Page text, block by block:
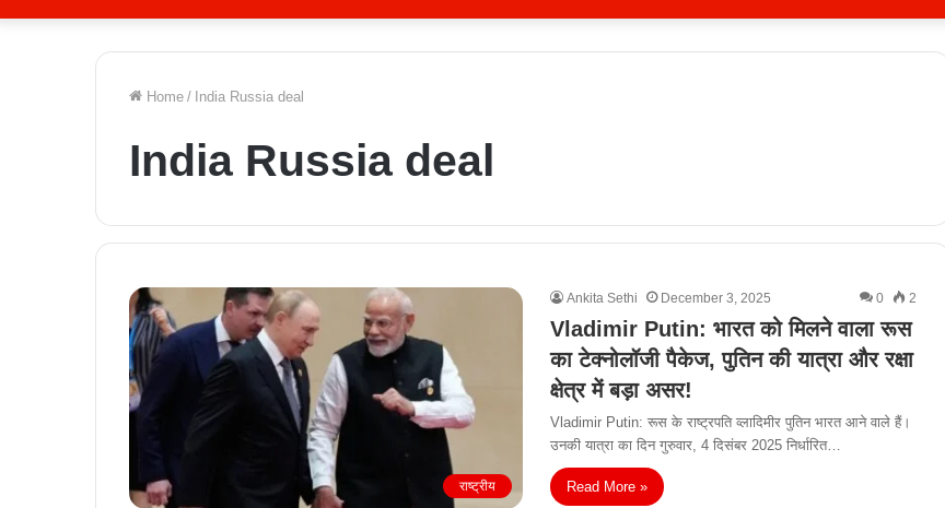
Home / India Russia deal
India Russia deal
राष्ट्रीय
Ankita Sethi December 3, 2025 0 2
Vladimir Putin: भारत को मिलने वाला रूस
का टेक्नोलॉजी पैकेज, पुतिन की यात्रा और रक्षा
क्षेत्र में बड़ा असर!
Vladimir Putin: रूस के राष्ट्रपति व्लादिमीर पुतिन भारत आने वाले हैं।
उनकी यात्रा का दिन गुरुवार, 4 दिसंबर 2025 निर्धारित…
Read More »